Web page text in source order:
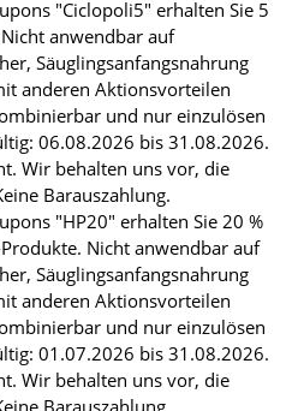
"Ciclopoli5" erhalten Sie 5
anwendbar auf
Säuglingsanfangsnahrung
anderen Aktionsvorteilen
und nur einzulösen
06.08.2026 bis 31.08.2026.
Wir behalten uns vor, die
Barauszahlung.
"HP20" erhalten Sie 20 %
Nicht anwendbar auf
Säuglingsanfangsnahrung
anderen Aktionsvorteilen
und nur einzulösen
01.07.2026 bis 31.08.2026.
Wir behalten uns vor, die